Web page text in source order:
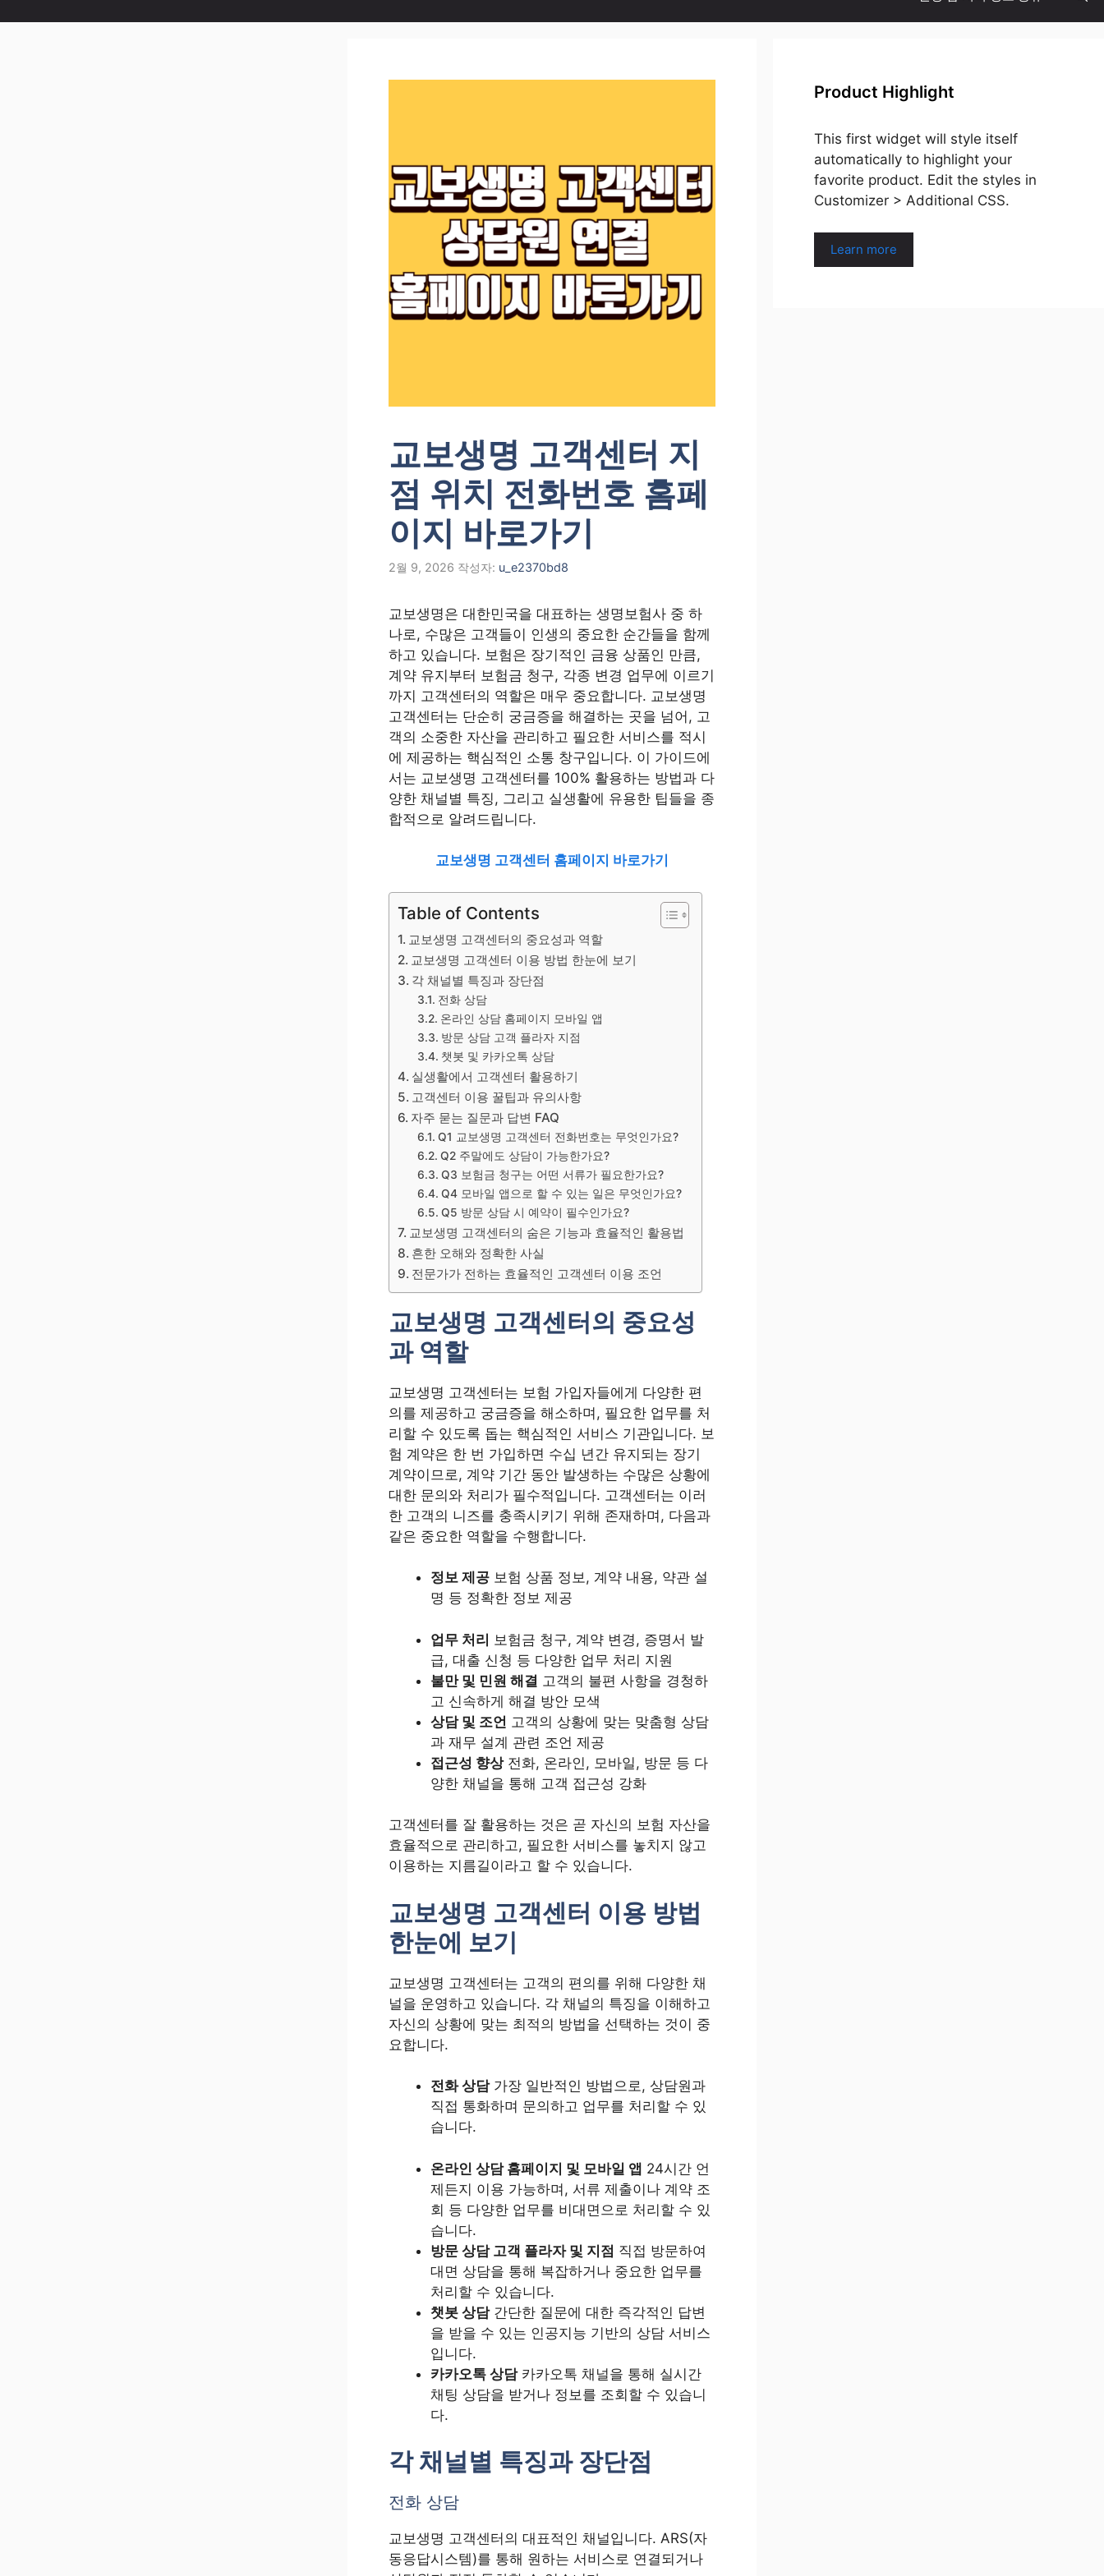
교보생명 고객센터 지
점 위치 전화번호 홈페
이지 바로가기
2월 9, 2026 작성자: u_e2370bd8
교보생명은 대한민국을 대표하는 생명보험사 중 하
나로, 수많은 고객들이 인생의 중요한 순간들을 함께
하고 있습니다. 보험은 장기적인 금융 상품인 만큼,
계약 유지부터 보험금 청구, 각종 변경 업무에 이르기
까지 고객센터의 역할은 매우 중요합니다. 교보생명
고객센터는 단순히 궁금증을 해결하는 곳을 넘어, 고
객의 소중한 자산을 관리하고 필요한 서비스를 적시
에 제공하는 핵심적인 소통 창구입니다. 이 가이드에
서는 교보생명 고객센터를 100% 활용하는 방법과 다
양한 채널별 특징, 그리고 실생활에 유용한 팁들을 종
합적으로 알려드립니다.
교보생명 고객센터 홈페이지 바로가기
Table of Contents
교보생명 고객센터의 중요성과 역할
교보생명 고객센터 이용 방법 한눈에 보기
각 채널별 특징과 장단점
전화 상담
온라인 상담 홈페이지 모바일 앱
방문 상담 고객 플라자 지점
챗봇 및 카카오톡 상담
실생활에서 고객센터 활용하기
고객센터 이용 꿀팁과 유의사항
자주 묻는 질문과 답변 FAQ
Q1 교보생명 고객센터 전화번호는 무엇인가요?
Q2 주말에도 상담이 가능한가요?
Q3 보험금 청구는 어떤 서류가 필요한가요?
Q4 모바일 앱으로 할 수 있는 일은 무엇인가요?
Q5 방문 상담 시 예약이 필수인가요?
교보생명 고객센터의 숨은 기능과 효율적인 활용법
흔한 오해와 정확한 사실
전문가가 전하는 효율적인 고객센터 이용 조언
교보생명 고객센터의 중요성
과 역할
교보생명 고객센터는 보험 가입자들에게 다양한 편
의를 제공하고 궁금증을 해소하며, 필요한 업무를 처
리할 수 있도록 돕는 핵심적인 서비스 기관입니다. 보
험 계약은 한 번 가입하면 수십 년간 유지되는 장기
계약이므로, 계약 기간 동안 발생하는 수많은 상황에
대한 문의와 처리가 필수적입니다. 고객센터는 이러
한 고객의 니즈를 충족시키기 위해 존재하며, 다음과
같은 중요한 역할을 수행합니다.
정보 제공 보험 상품 정보, 계약 내용, 약관 설
명 등 정확한 정보 제공
업무 처리 보험금 청구, 계약 변경, 증명서 발
급, 대출 신청 등 다양한 업무 처리 지원
불만 및 민원 해결 고객의 불편 사항을 경청하
고 신속하게 해결 방안 모색
상담 및 조언 고객의 상황에 맞는 맞춤형 상담
과 재무 설계 관련 조언 제공
접근성 향상전화, 온라인, 모바일, 방문 등 다
양한 채널을 통해 고객 접근성 강화
고객센터를 잘 활용하는 것은 곧 자신의 보험 자산을
효율적으로 관리하고, 필요한 서비스를 놓치지 않고
이용하는 지름길이라고 할 수 있습니다.
교보생명 고객센터 이용 방법
한눈에 보기
교보생명 고객센터는 고객의 편의를 위해 다양한 채
널을 운영하고 있습니다. 각 채널의 특징을 이해하고
자신의 상황에 맞는 최적의 방법을 선택하는 것이 중
요합니다.
전화 상담가장 일반적인 방법으로, 상담원과
직접 통화하며 문의하고 업무를 처리할 수 있
습니다.
온라인 상담 홈페이지 및 모바일 앱 24시간 언
제든지 이용 가능하며, 서류 제출이나 계약 조
회 등 다양한 업무를 비대면으로 처리할 수 있
습니다.
방문 상담 고객 플라자 및 지점 직접 방문하여
대면 상담을 통해 복잡하거나 중요한 업무를
처리할 수 있습니다.
챗봇 상담간단한 질문에 대한 즉각적인 답변
을 받을 수 있는 인공지능 기반의 상담 서비스
입니다.
카카오톡 상담카카오톡 채널을 통해 실시간
채팅 상담을 받거나 정보를 조회할 수 있습니
다.
각 채널별 특징과 장단점
전화 상담
교보생명 고객센터의 대표적인 채널입니다. ARS(자
동응답시스템)를 통해 원하는 서비스로 연결되거나
Product Highlight
This first widget will style itself
automatically to highlight your
favorite product. Edit the styles in
Customizer > Additional CSS.
Learn more